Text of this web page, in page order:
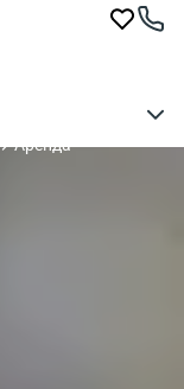
Аренда